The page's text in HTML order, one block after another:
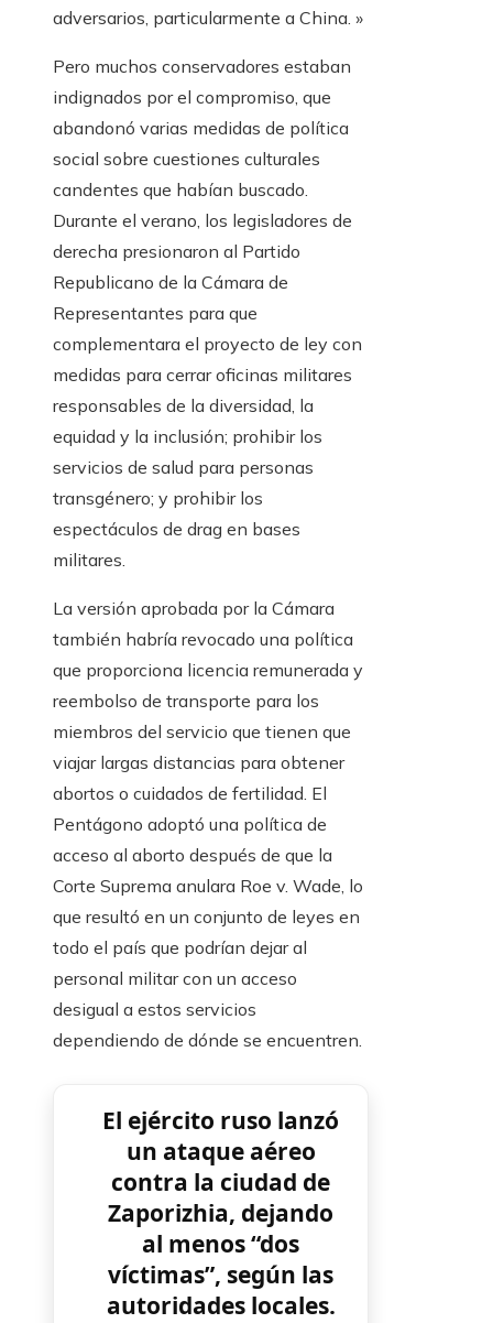
adversarios, particularmente a China. »
Pero muchos conservadores estaban
indignados por el compromiso, que
abandonó varias medidas de política
social sobre cuestiones culturales
candentes que habían buscado.
Durante el verano, los legisladores de
derecha presionaron al Partido
Republicano de la Cámara de
Representantes para que
complementara el proyecto de ley con
medidas para cerrar oficinas militares
responsables de la diversidad, la
equidad y la inclusión; prohibir los
servicios de salud para personas
transgénero; y prohibir los
espectáculos de drag en bases
militares.
La versión aprobada por la Cámara
también habría revocado una política
que proporciona licencia remunerada y
reembolso de transporte para los
miembros del servicio que tienen que
viajar largas distancias para obtener
abortos o cuidados de fertilidad. El
Pentágono adoptó una política de
acceso al aborto después de que la
Corte Suprema anulara Roe v. Wade, lo
que resultó en un conjunto de leyes en
todo el país que podrían dejar al
personal militar con un acceso
desigual a estos servicios
dependiendo de dónde se encuentren.
El ejército ruso lanzó
un ataque aéreo
contra la ciudad de
Zaporizhia, dejando
al menos “dos
víctimas”, según las
autoridades locales.